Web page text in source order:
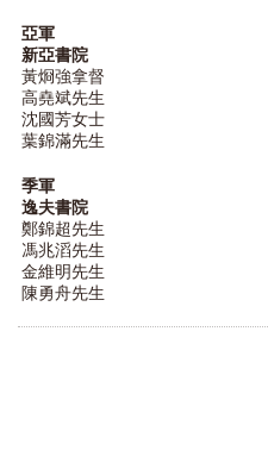
亞軍
新亞書院
黃烱強拿督
高堯斌先生
沈國芳女士
葉錦滿先生
季軍
逸夫書院
鄭錦超先生
馮兆滔先生
金維明先生
陳勇舟先生